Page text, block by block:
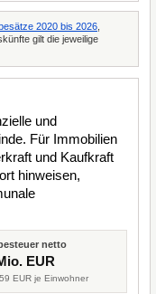
2020 bis 2026
gilt die jeweilige
und
Für Immobilien
und Kaufkraft
hinweisen,
netto
EUR
EUR je Einwohner